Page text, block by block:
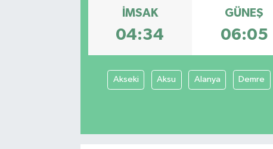
İMSAK
04:34
GÜNEŞ
06:05
Akseki Aksu Alanya Demre